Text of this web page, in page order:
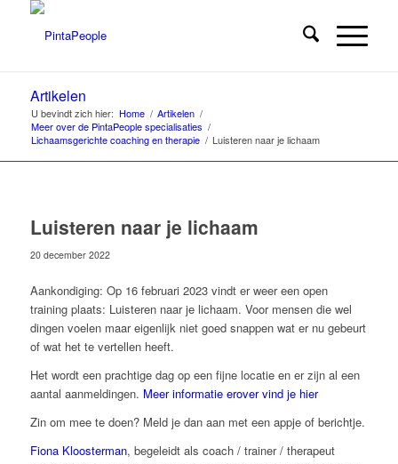
Artikelen
U bevindt zich hier: Home / Artikelen /
Meer over de PintaPeople specialisaties /
Lichaamsgerichte coaching en therapie / Luisteren naar je lichaam
Luisteren naar je lichaam
20 december 2022
Aankondiging: Op 16 februari 2023 vindt er weer een open
training plaats: Luisteren naar je lichaam. Voor mensen die wel
dingen voelen maar eigenlijk niet goed snappen wat er nu gebeurt
of wat het te vertellen heeft.
Het wordt een prachtige dag op een fijne locatie en er zijn al een
aantal aanmeldingen. Meer informatie erover vind je hier
Zin om mee te doen? Meld je dan aan met een appje of berichtje.
Fiona Kloosterman, begeleidt als coach / trainer / therapeut